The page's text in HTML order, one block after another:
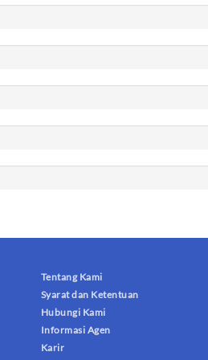
Tentang Kami
Syarat dan Ketentuan
Hubungi Kami
Informasi Agen
Karir